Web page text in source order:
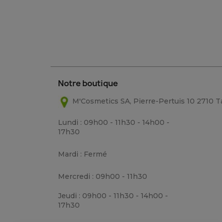
Notre boutique
M'Cosmetics SA, Pierre-Pertuis 10 2710
Lundi : 09h00 - 11h30 - 14h00 -
17h30
Mardi : Fermé
Mercredi : 09h00 - 11h30
Jeudi : 09h00 - 11h30 - 14h00 -
17h30